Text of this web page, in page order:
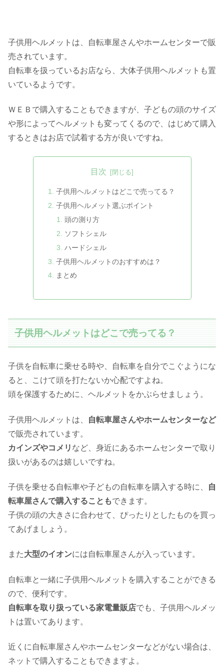
子供用ヘルメットは、自転車屋さんやホームセンターで販
売されています。
自転車を扱っているお店なら、大体子供用ヘルメットも置
いているようです。
ＷＥＢで購入することもできますが、子どもの頭のサイズ
や形によってヘルメットも変ってくるので、はじめて購入
するときはお店で試着する方が良いですね。
目次
子供用ヘルメットはどこで売ってる？
子供用ヘルメット選ぶポイント
頭の測り方
ソフトシェル
ハードシェル
子供用ヘルメットのおすすめは？
まとめ
子供用ヘルメットはどこで売ってる？
子供を自転車に乗せる時や、自転車を自分でこぐようにな
ると、こけて頭を打たないか心配ですよね。
頭を保護するために、ヘルメットをかぶらせましょう。
子供用ヘルメットは、
自転車屋さんやホームセンターなど
で販売されています。
カインズやコメリ など、身近にあるホームセンターで取り
扱いがあるのは嬉しいですね。
子供を乗せる自転車や子どもの自転車を購入する時に、
自
転車屋さんで購入することもできます。
子供の頭の大きさに合わせて、ぴったりとしたものを買っ
てあげましょう。
また大型のイオンには自転車屋さんが入っています。
自転車と一緒に子供用ヘルメットを購入することができる
ので、便利です。
自転車を取り扱っている家電量販店でも、子供用ヘルメッ
トは置いてあります。
近くに自転車屋さんやホームセンターなどがない場合は、
ネットで購入することもできますよ。